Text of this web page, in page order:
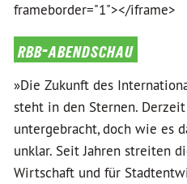
frameborder="1"></iframe>
rbb-abendschau
»Die Zukunft des
steht in den Sternen.
untergebracht, doch wie es
unklar. Seit Jahren streiten
Wirtschaft und für